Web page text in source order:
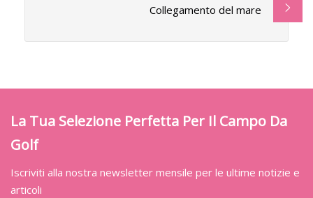
Collegamento del mare
La Tua Selezione Perfetta Per Il Campo Da
Golf
Iscriviti alla nostra newsletter mensile per le ultime notizie e
articoli